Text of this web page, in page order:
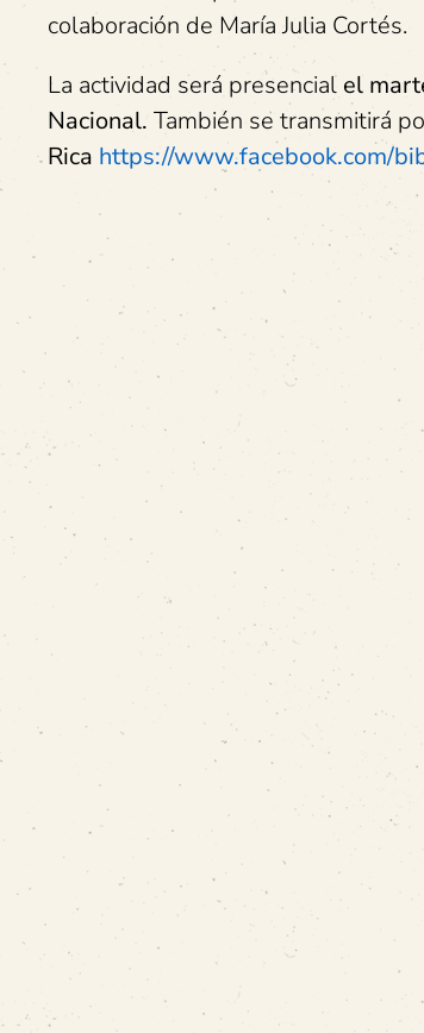
colaboración de María Julia Cortés.
La actividad será presencial el
Nacional. También se transmitirá
Rica https://www.facebook.com/